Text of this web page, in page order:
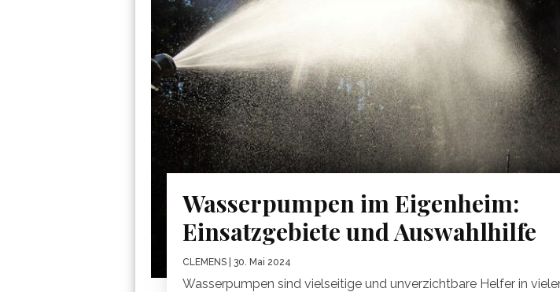
Wasserpumpen im Eigenheim:
Einsatzgebiete und Auswahlhilfe
CLEMENS | 30. Mai 2024
Wasserpumpen sind vielseitige und unverzichtbare Helfer in